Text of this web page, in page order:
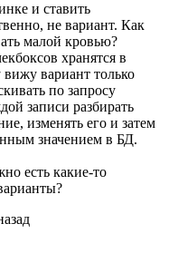
и ставить
не вариант. Как
малой кровью?
хранятся в
вариант только
по запросу
записи разбирать
изменять его и затем
значением в БД.
есть какие-то